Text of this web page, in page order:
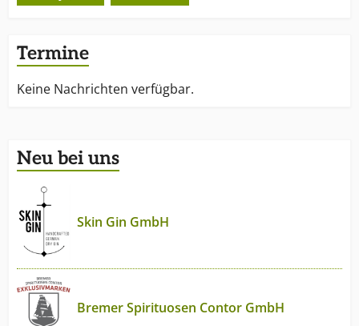
Termine
Keine Nachrichten verfügbar.
Neu bei uns
Skin Gin GmbH
Bremer Spirituosen Contor GmbH